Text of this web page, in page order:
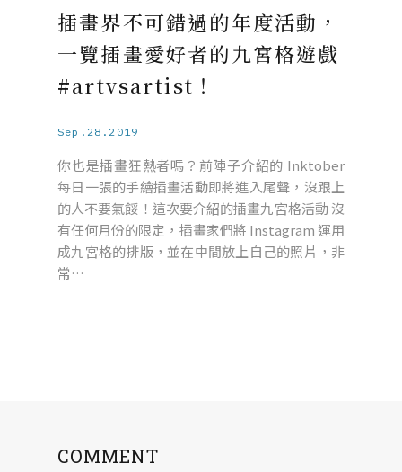
插畫界不可錯過的年度活動，
一覽插畫愛好者的九宮格遊戲
#artvsartist！
Sep.28.2019
你也是插畫狂熱者嗎？前陣子介紹的 Inktober
每日一張的手繪插畫活動即將進入尾聲，沒跟上
的人不要氣餒！這次要介紹的插畫九宮格活動 沒
有任何月份的限定，插畫家們將 Instagram 運用
成九宮格的排版，並在中間放上自己的照片，非
常…
COMMENT